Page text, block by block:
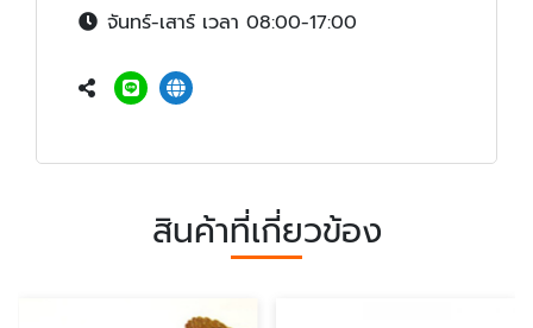
จันทร์-เสาร์ เวลา 08:00-17:00
สินค้าที่เกี่ยวข้อง